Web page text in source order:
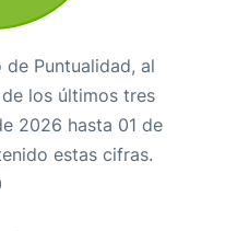
de Puntualidad, al
los últimos tres
2026 hasta 01 de
estas cifras.